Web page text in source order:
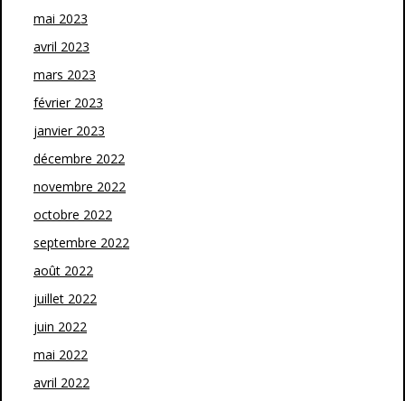
mai 2023
avril 2023
mars 2023
février 2023
janvier 2023
décembre 2022
novembre 2022
octobre 2022
septembre 2022
août 2022
juillet 2022
juin 2022
mai 2022
avril 2022